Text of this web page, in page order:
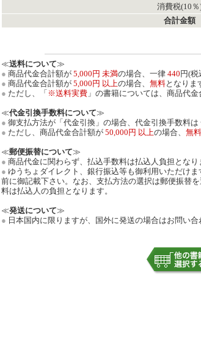
消費税(10％
合計金額
≪送料について≫
● 商品代金合計額が 5,000円 未満の場合、一律 440 円(税
● 商品代金合計額が 5,000円 以上の場合、 無料となりま
● ただし、「 ※送料実費 」の書籍については、商品代
≪代金引換手数料について≫
● 御支払方法が「代金引換」の場合、代金引換手数料は
● ただし、商品代金合計額が 50,000円 以上の場合、 無料
≪郵便振替について≫
● 商品代金に関わらず、払込手数料は払込人負担となり
● ゆうちょダイレクト、銀行振込等も御利用いただけ
前に御記載下さい。なお、支払方法の選択は郵便振替
料は払込人の負担となります。
≪発送について≫
● 日本国内に限りますが、国外に発送の場合はお問い合